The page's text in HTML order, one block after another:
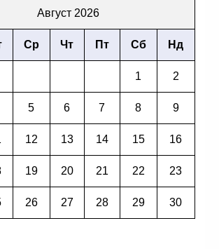
Август 2026
Ср Чт Пт Сб Нд
1 2
5 6 7 8 9
12 13 14 15 16
19 20 21 22 23
26 27 28 29 30